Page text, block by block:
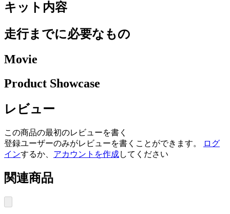
キット内容
走行までに必要なもの
Movie
Product Showcase
レビュー
この商品の最初のレビューを書く
登録ユーザーのみがレビューを書くことができます。
ログ
インするか、 アカウントを作成してください
関連商品